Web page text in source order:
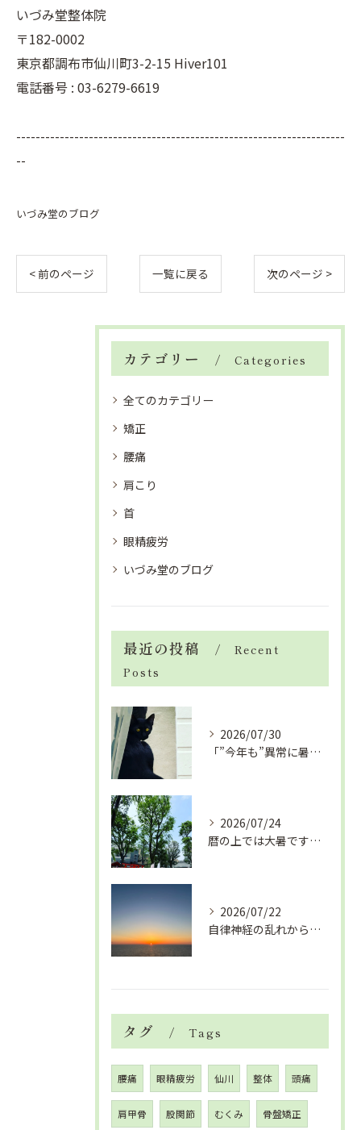
いづみ堂整体院
〒182-0002
東京都調布市仙川町3-2-15 Hiver101
電話番号 : 03-6279-6619
--------------------------------------------------------------------
--
いづみ堂のブログ
< 前のページ 一覧に戻る 次のページ >
カテゴリー Categories
全てのカテゴリー
矯正
腰痛
肩こり
首
眼精疲労
いづみ堂のブログ
最近の投稿
Recent
Posts
2026/07/30
「”今年も”異常に暑い夏」酷暑+冷房＝夏風邪、腰痛、ひざの痛...
2026/07/24
暦の上では大暑です！腰痛や肩こりから来る頭痛
2026/07/22
自律神経の乱れから生活習慣病、血液循環の滞り
タグ Tags
腰痛 眼精疲労 仙川 整体 頭痛
肩甲骨 股関節 むくみ 骨盤矯正